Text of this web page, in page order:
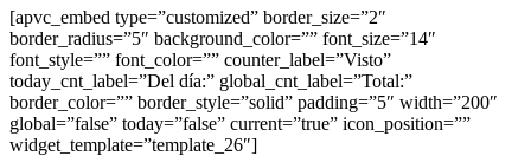
[apvc_embed type=”customized” border_size=”2″
border_radius=”5″ background_color=”” font_size=”14″
font_style=”” font_color=”” counter_label=”Visto”
today_cnt_label=”Del día:” global_cnt_label=”Total:”
border_color=”” border_style=”solid” padding=”5″ width=”200″
global=”false” today=”false” current=”true” icon_position=””
widget_template=”template_26″]